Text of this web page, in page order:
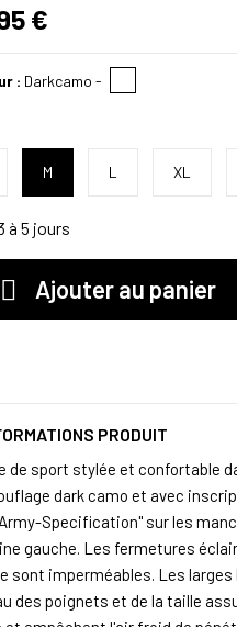
€
: Darkcamo -
M L XL
à 5 jours
Ajouter au panier
PRODUIT
de sport stylée et confortable
dark camo et avec
Specification" sur les
gauche. Les fermetures
sont imperméables. Les
des poignets et de la taille